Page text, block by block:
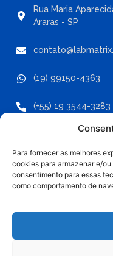
Para fornecer as melhores
cookies para armazenar e/
consentimento para essas
como comportamento de
Rua Maria
Araras - SP
(19) 99150-4363
(+55) 19 3544-3283
Labmatrix
Todos os